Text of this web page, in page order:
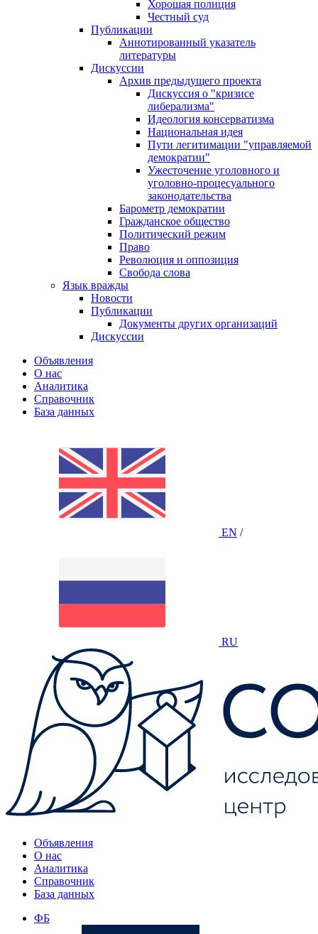
Хорошая полиция
Честный суд
Публикации
Аннотированный указатель
литературы
Дискуссии
Архив предыдущего проекта
Дискуссия о "кризисе
либерализма"
Идеология консерватизма
Национальная идея
Пути легитимации "управляемой
демократии"
Ужесточение уголовного и
уголовно-процесуального
законодательства
Барометр демократии
Гражданское общество
Политический режим
Право
Революция и оппозиция
Свобода слова
Язык вражды
Новости
Публикации
Документы других организаций
Дискуссии
Объявления
О нас
Аналитика
Справочник
База данных
EN /
RU
Объявления
О нас
Аналитика
Справочник
База данных
ФБ